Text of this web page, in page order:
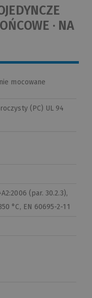
· NA
mocowane
(PC) UL 94
(par. 30.2.3),
°C, EN 60695-2-11